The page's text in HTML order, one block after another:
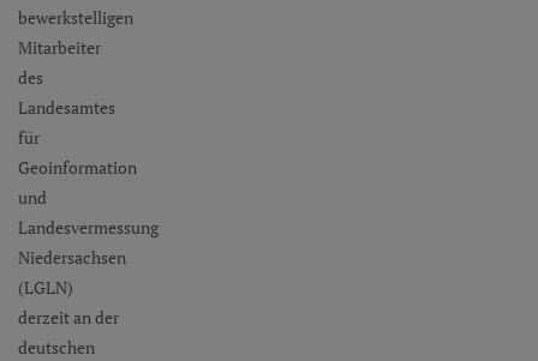
bewerkstelligen
Mitarbeiter
des
Landesamtes
für
Geoinformation
und
Landesvermessung
Niedersachsen
(LGLN)
derzeit an der
deutschen